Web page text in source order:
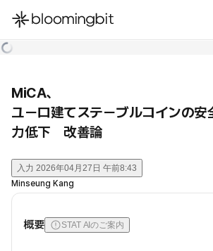
한국어
MiCA、
ユーロ建てステーブルコインの安
力低下 改善論
入力 2026年04月27日 午前8:43
Minseung Kang
概要 STAT AIのご案内